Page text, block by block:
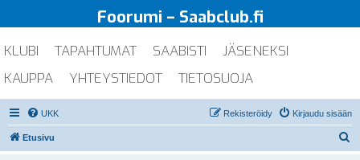
Foorumi – Saabclub.fi
KLUBI TAPAHTUMAT SAABISTI
JÄSENEKSI
KAUPPA
YHTEYSTIEDOT TIETOSUOJA
UKK Kirjaudu sisään
Rekisteröidy
Etusivu